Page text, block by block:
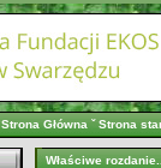
Strona Główna ˇStrona
Właściwe rozdanie...